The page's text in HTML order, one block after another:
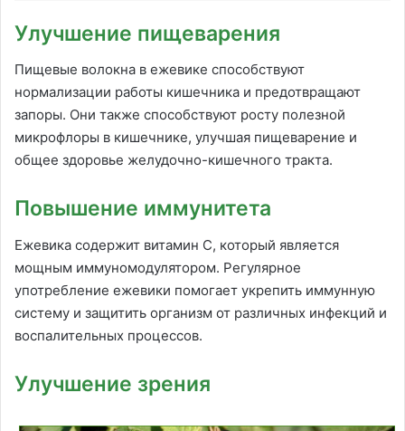
Улучшение пищеварения
Пищевые волокна в ежевике способствуют
нормализации работы кишечника и предотвращают
запоры. Они также способствуют росту полезной
микрофлоры в кишечнике, улучшая пищеварение и
общее здоровье желудочно-кишечного тракта.
Повышение иммунитета
Ежевика содержит витамин С, который является
мощным иммуномодулятором. Регулярное
употребление ежевики помогает укрепить иммунную
систему и защитить организм от различных инфекций и
воспалительных процессов.
Улучшение зрения